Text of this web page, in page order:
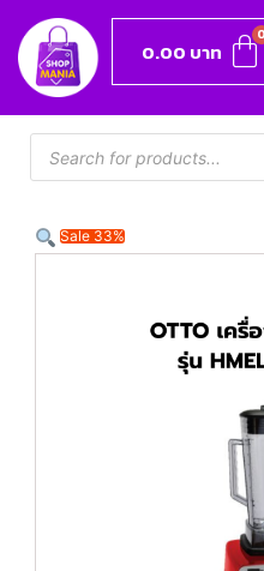
0.00 บาท
Sale 33%